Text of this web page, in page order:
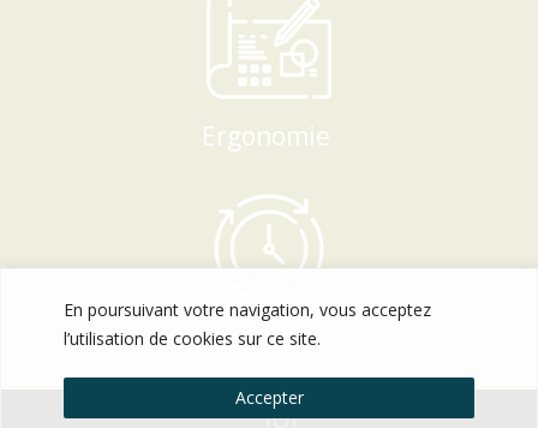
En poursuivant votre navigation, vous acceptez
l’utilisation de cookies sur ce site.
Accepter
Ergonomie
Durabilité